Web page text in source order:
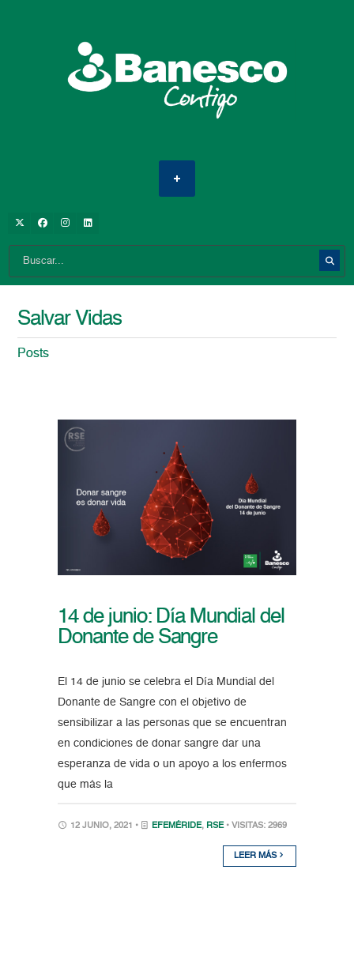
Salvar Vidas
Posts
14 de junio: Día Mundial del
Donante de Sangre
El 14 de junio se celebra el Día Mundial del
Donante de Sangre con el objetivo de
sensibilizar a las personas que se encuentran
en condiciones de donar sangre dar una
esperanza de vida o un apoyo a los enfermos
que más la
12 JUNIO, 2021 • EFEMÉRIDE, RSE • VISITAS: 2969
LEER MÁS